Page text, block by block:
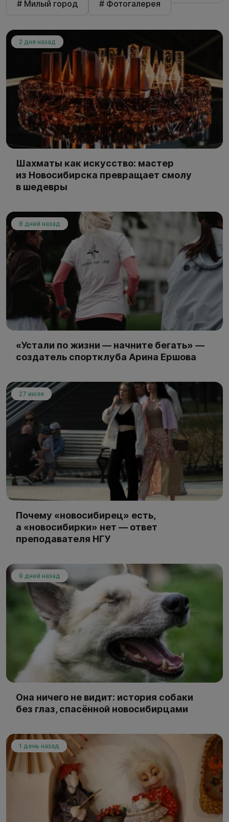
# Милый город # Фотогалерея
2 дня назад
Шахматы как искусство: мастер
из Новосибирска превращает смолу
в шедевры
8 дней назад
«Устали по жизни — начните бегать» —
создатель спортклуба Арина Ершова
27 июля
Почему «новосибирец» есть,
а «новосибирки» нет — ответ
преподавателя НГУ
9 дней назад
Она ничего не видит: история собаки
без глаз, спасённой новосибирцами
1 день назад